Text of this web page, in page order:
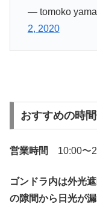
— tomoko
2, 2020
おすすめの時
営業時間 10:00〜
ゴンドラ内は外光
の隙間から日光が